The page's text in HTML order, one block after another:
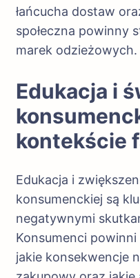
łańcucha dostaw
społeczna powinny
marek odzieżowych.
Edukacja i
kontekście
Edukacja i
konsumenckiej są
negatywnymi
Konsumenci
jakie konsekwencje